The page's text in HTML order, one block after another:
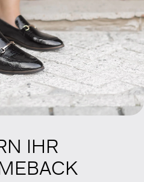
IHR